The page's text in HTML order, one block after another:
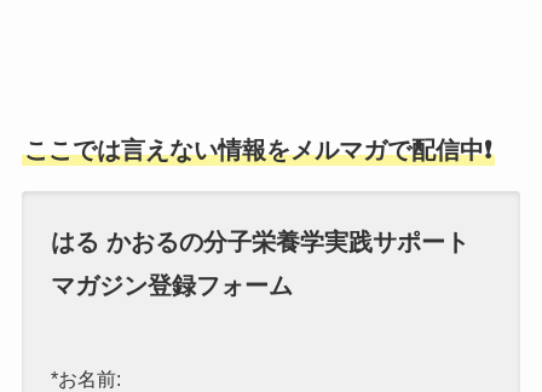
ここでは言えない情報をメルマガで配信中❗
はる かおるの分子栄養学実践サポート
マガジン登録フォーム
*お名前: